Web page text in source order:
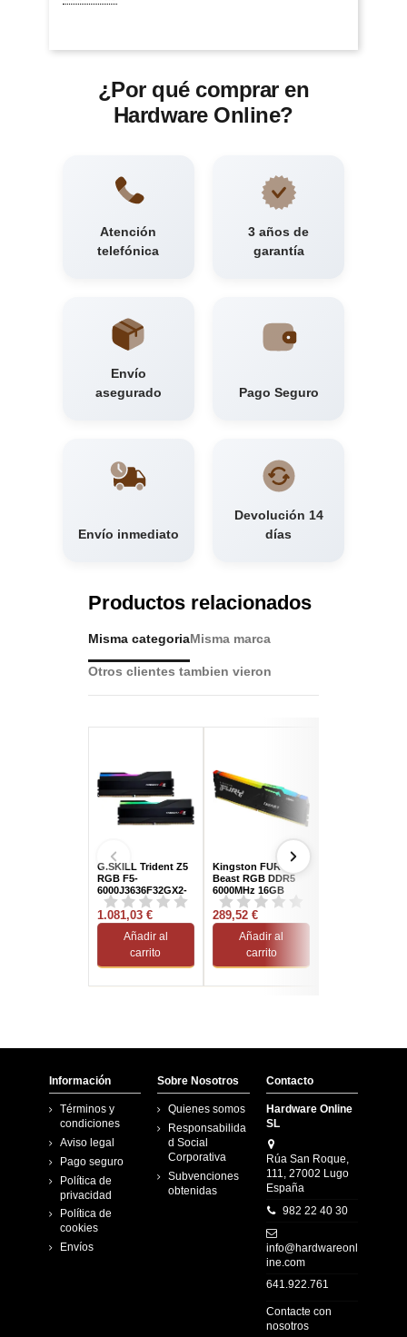
¿Por qué comprar en
Hardware Online?
Atención
telefónica
3 años de
garantía
Envío
asegurado
Pago Seguro
Envío inmediato
Devolución 14
días
Productos relacionados
Misma categoriaMisma marca
Otros clientes tambien vieron
G.SKILL Trident Z5
RGB F5-
6000J3636F32GX2-
TZ5RK DDR5 64GB
(2x32GB) 6000MHz
CL36 Negra...
1.081,03 €
Añadir al
carrito
Kingston FURY
Beast RGB DDR5
6000MHz 16GB
CL30
289,52 €
Añadir al
carrito
Información
Términos y
condiciones
Aviso legal
Pago seguro
Política de
privacidad
Política de
cookies
Envíos
Sobre Nosotros
Quienes somos
Responsabilida
d Social
Corporativa
Subvenciones
obtenidas
Contacto
Hardware Online
SL
Rúa San Roque,
111, 27002 Lugo
España
982 22 40 30
info@hardwareonl
ine.com
641.922.761
Contacte con
nosotros